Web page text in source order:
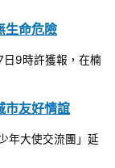
生命危險
日9時許獲報，在楠
友好情誼
年大使交流團」延